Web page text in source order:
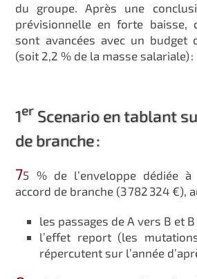
du groupe. Après une
prévisionnelle en forte baisse,
sont avancées avec un budget
(soit 2,2 % de la masse salariale) :
1erScenario en tablant
de branche :
75 % de l’enveloppe dédiée à
accord de branche (3 782 324 €),
les passages de A vers B et
l’effet report (les
répercutent sur l’année